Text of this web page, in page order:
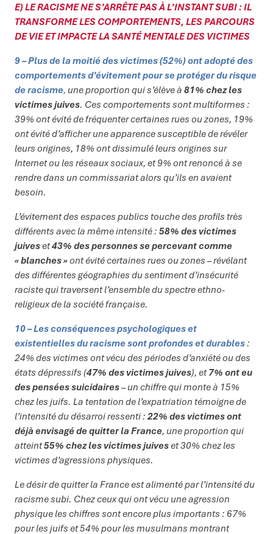
E) LE RACISME NE S’ARRÊTE PAS À L’INSTANT SUBI : IL
TRANSFORME LES COMPORTEMENTS, LES PARCOURS
DE VIE ET IMPACTE LA SANTÉ MENTALE DES VICTIMES
9 – Plus de la moitié des victimes (52%) ont adopté des
comportements d’évitement pour se protéger du risque
de racisme, une proportion qui s’élève à 81% chez les
victimes juives. Ces comportements sont multiformes :
39% ont évité de fréquenter certaines rues ou zones, 19%
ont évité d’afficher une apparence susceptible de révéler
leurs origines, 18% ont dissimulé leurs origines sur
Internet ou les réseaux sociaux, et 9% ont renoncé à se
rendre dans un commissariat alors qu’ils en avaient
besoin.
L’évitement des espaces publics touche des profils très
différents avec la même intensité : 58% des victimes
juiveset43% des personnes se percevant comme
« blanches »ont évité certaines rues ou zones – révélant
des différentes géographies du sentiment d’insécurité
raciste qui traversent l’ensemble du spectre ethno-
religieux de la société française.
10 – Les conséquences psychologiques et
existentielles du racisme sont profondes et durables:
24% des victimes ont vécu des périodes d’anxiété ou des
états dépressifs (47% des victimes juives), et7% ont eu
des pensées suicidaires– un chiffre qui monte à 15%
chez les juifs. La tentation de l’expatriation témoigne de
l’intensité du désarroi ressenti :22% des victimes ont
déjà envisagé de quitter la France, une proportion qui
atteint55% chez les victimes juiveset 30% chez les
victimes d’agressions physiques.
Le désir de quitter la France est alimenté par l’intensité du
racisme subi. Chez ceux qui ont vécu une agression
physique les chiffres sont encore plus importants : 67%
pour les juifs et 54% pour les musulmans montrant